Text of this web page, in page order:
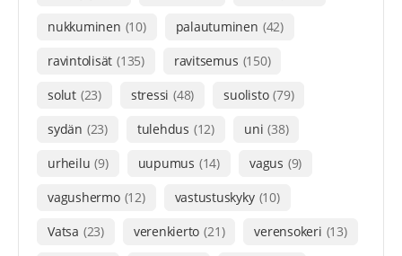
nukkuminen (10) palautuminen (42)
ravintolisät (135) ravitsemus (150)
solut (23) stressi (48) suolisto (79)
sydän (23) tulehdus (12) uni (38)
urheilu (9) uupumus (14) vagus (9)
vagushermo (12) vastustuskyky (10)
Vatsa (23) verenkierto (21) verensokeri (13)